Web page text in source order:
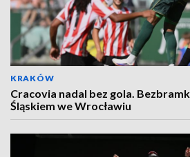
KRAKÓW
Cracovia nadal bez gola.
Śląskiem we Wrocławiu